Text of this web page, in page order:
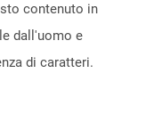
contenuto in
dall'uomo e
di caratteri.